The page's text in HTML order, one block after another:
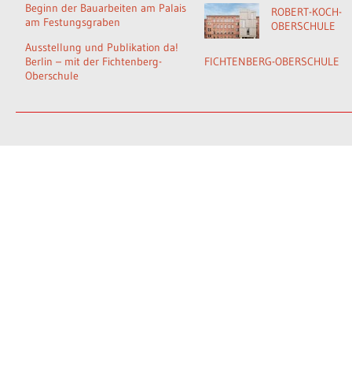
Beginn der Bauarbeiten am Palais
am Festungsgraben
Ausstellung und Publikation da!
Berlin – mit der Fichtenberg-
Oberschule
ROBERT-KOCH-
OBERSCHULE
FICHTENBERG-OBERSCHULE